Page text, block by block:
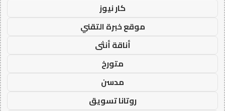
كار نيوز
موقع خبرة التقني
أناقة أنثى
متورخ
مدسن
روتانا تسويق